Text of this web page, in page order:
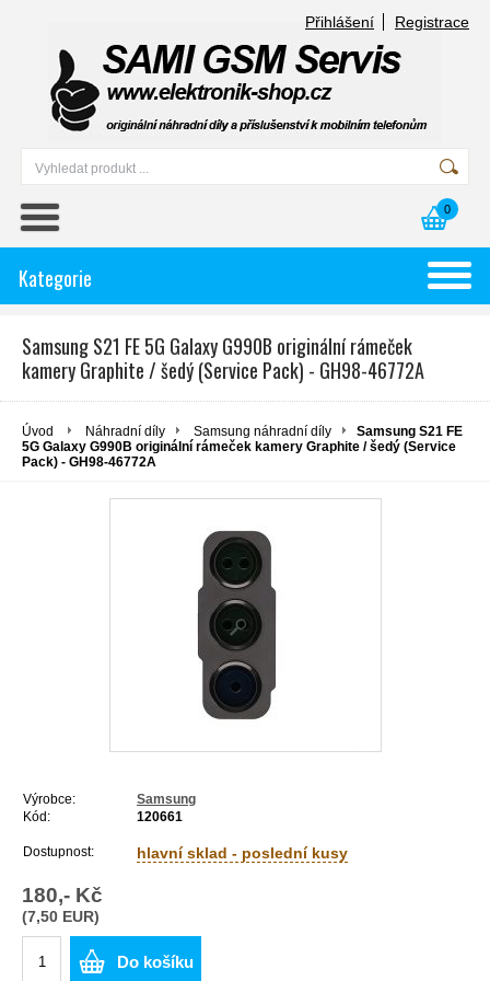
Přihlášení Registrace
0
Kategorie
Samsung S21 FE 5G Galaxy G990B originální rámeček
kamery Graphite / šedý (Service Pack) - GH98-46772A
Úvod Náhradní díly Samsung náhradní díly
Samsung S21 FE
5G Galaxy G990B originální rámeček kamery Graphite / šedý (Service
Pack) - GH98-46772A
Výrobce:
Samsung
Kód:
120661
Dostupnost: hlavní sklad - poslední kusy
180,- Kč
(7,50 EUR)
Do košíku